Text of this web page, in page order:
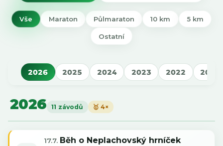
Vše Maraton Půlmaraton 10 km 5 km
Ostatní
2026 2025 2024 2023 2022 2021
2026 11 závodů 🥇 4×
17.7. Běh o Neplachovský hrníček